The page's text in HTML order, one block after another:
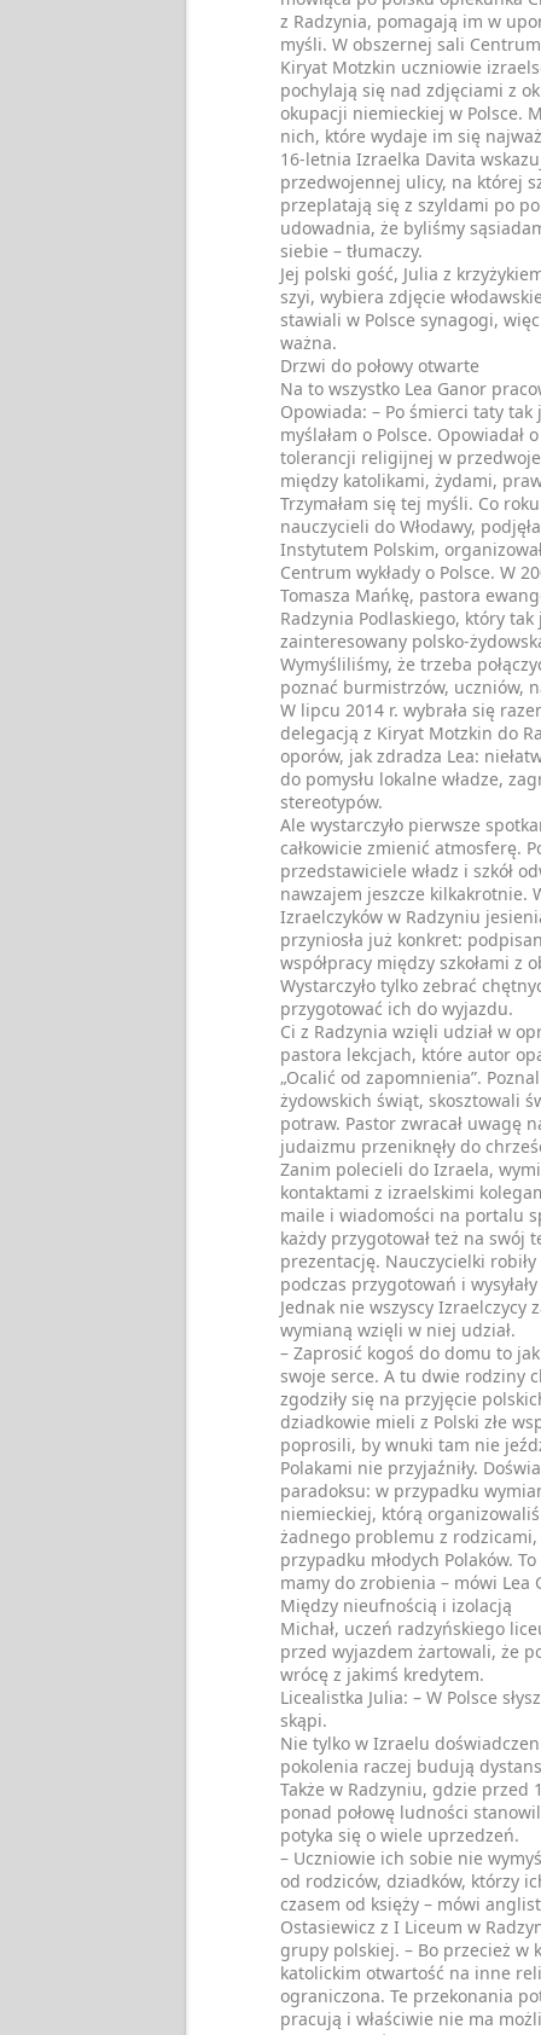
z Radzynia, pomagają im w
myśli. W obszernej sali
Kiryat Motzkin uczniowie
pochylają się nad zdjęciami z
okupacji niemieckiej w Polsce.
nich, które wydaje im się
16-letnia Izraelka Davita
przedwojennej ulicy, na której
przeplatają się z szyldami po
udowadnia, że byliśmy
siebie – tłumaczy.
Jej polski gość, Julia z
szyi, wybiera zdjęcie
stawiali w Polsce synagogi,
ważna.
Drzwi do połowy otwarte
Na to wszystko Lea Ganor
Opowiada: – Po śmierci taty tak
myślałam o Polsce. Opowiadał
tolerancji religijnej w
między katolikami, żydami,
Trzymałam się tej myśli. Co
nauczycieli do Włodawy,
Instytutem Polskim,
Centrum wykłady o Polsce. W
Tomasza Mańkę, pastora
Radzynia Podlaskiego, który tak
zainteresowany polsko-
Wymyśliliśmy, że trzeba
poznać burmistrzów, uczniów,
W lipcu 2014 r. wybrała się
delegacją z Kiryat Motzkin do
oporów, jak zdradza Lea:
do pomysłu lokalne władze,
stereotypów.
Ale wystarczyło pierwsze
całkowicie zmienić atmosferę.
przedstawiciele władz i szkół
nawzajem jeszcze kilkakrotnie.
Izraelczyków w Radzyniu
przyniosła już konkret:
współpracy między szkołami z
Wystarczyło tylko zebrać
przygotować ich do wyjazdu.
Ci z Radzynia wzięli udział w
pastora lekcjach, które autor
„Ocalić od zapomnienia”.
żydowskich świąt, skosztowali
potraw. Pastor zwracał uwagę
judaizmu przeniknęły do
Zanim polecieli do Izraela,
kontaktami z izraelskimi
maile i wiadomości na portalu
każdy przygotował też na swój
prezentację. Nauczycielki
podczas przygotowań i
Jednak nie wszyscy Izraelczycy
wymianą wzięli w niej udział.
– Zaprosić kogoś do domu to
swoje serce. A tu dwie rodziny
zgodziły się na przyjęcie
dziadkowie mieli z Polski złe
poprosili, by wnuki tam nie
Polakami nie przyjaźniły.
paradoksu: w przypadku
niemieckiej, którą
żadnego problemu z rodzicami,
przypadku młodych Polaków.
mamy do zrobienia – mówi Lea
Między nieufnością i izolacją
Michał, uczeń radzyńskiego
przed wyjazdem żartowali, że
wrócę z jakimś kredytem.
Licealistka Julia: – W Polsce
skąpi.
Nie tylko w Izraelu
pokolenia raczej budują
Także w Radzyniu, gdzie przed
ponad połowę ludności
potyka się o wiele uprzedzeń.
– Uczniowie ich sobie nie
od rodziców, dziadków, którzy
czasem od księży – mówi
Ostasiewicz z I Liceum w
grupy polskiej. – Bo przecież w
katolickim otwartość na inne
ograniczona. Te przekonania
pracują i właściwie nie ma